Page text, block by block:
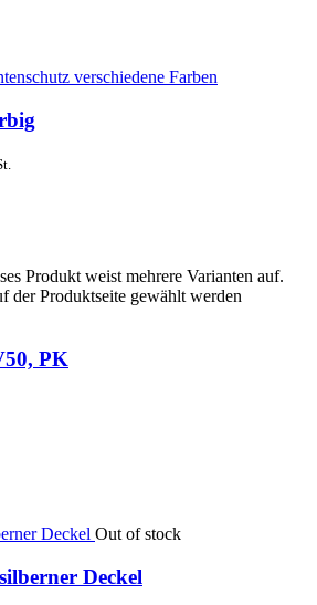
Produkt weist mehrere Varianten auf.
der Produktseite gewählt werden
PK
Out of stock
Deckel